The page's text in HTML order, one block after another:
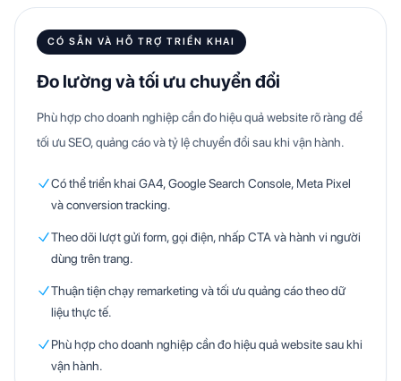
CÓ SẴN VÀ HỖ TRỢ TRIỂN KHAI
Đo lường và tối ưu chuyển đổi
Phù hợp cho doanh nghiệp cần đo hiệu quả website rõ ràng để
tối ưu SEO, quảng cáo và tỷ lệ chuyển đổi sau khi vận hành.
Có thể triển khai GA4, Google Search Console, Meta Pixel
và conversion tracking.
Theo dõi lượt gửi form, gọi điện, nhấp CTA và hành vi người
dùng trên trang.
Thuận tiện chạy remarketing và tối ưu quảng cáo theo dữ
liệu thực tế.
Phù hợp cho doanh nghiệp cần đo hiệu quả website sau khi
vận hành.